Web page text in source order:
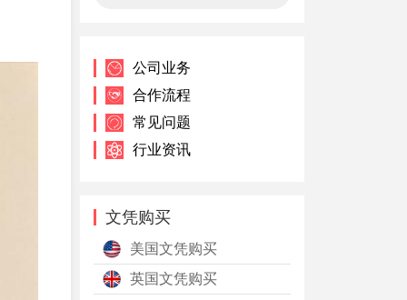
公司业务
合作流程
常见问题
行业资讯
文凭购买
美国文凭购买
英国文凭购买